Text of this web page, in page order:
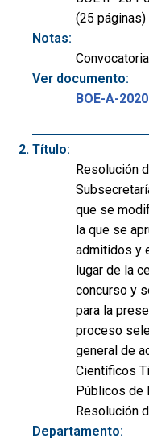
(25 páginas)
Notas:
Ver documento:
BOE-A-
Título:
Resolución
que se
la que se
admitidos y
lugar de la
concurso y
para la
proceso
general de
Científicos
Públicos de
Resolución
Departamento: